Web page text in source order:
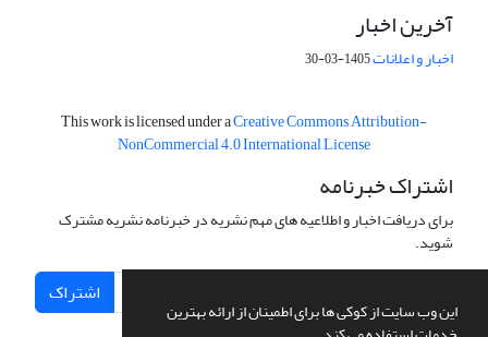
این وب سایت از کوکی ها برای اطمینان از ارائه بهترین
آخرین اخبار
اخبار و اعلانات1405-03-30
This work is licensed under aCreative Commons Attribution-
NonCommercial 4.0 International License
اشتراک خبرنامه
برای دریافت اخبار و اطلاعیه های مهم نشریه در خبرنامه نشریه مشترک
شوید.
اشتراک